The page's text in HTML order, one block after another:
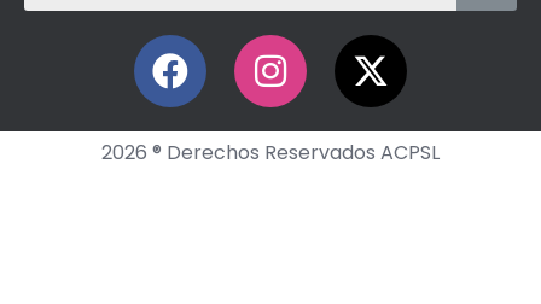
2026 ® Derechos Reservados ACPSL